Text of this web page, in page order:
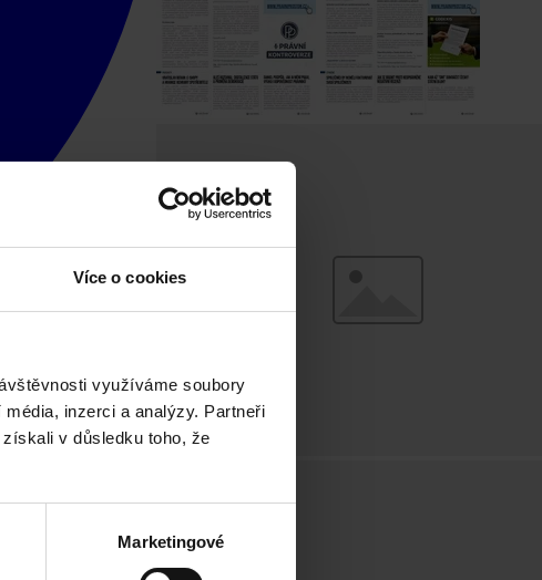
Více o cookies
využíváme soubory
inzerci a analýzy. Partneři
v důsledku toho, že
Marketingové